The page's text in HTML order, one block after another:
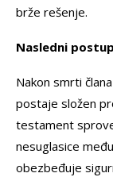
brže rešenje.
Nasledni
Nakon smrti
postaje složen
testament
nesuglasice
obezbeđuje